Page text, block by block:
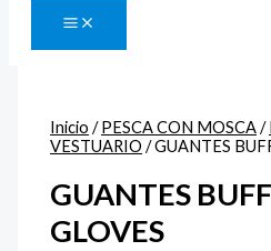
Inicio /PESCA CON MOSCA/
VESTUARIO / GUANTES
GUANTES
GLOVES